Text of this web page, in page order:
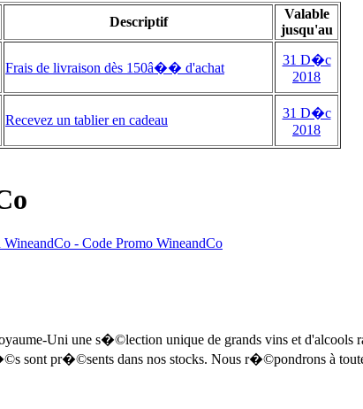
Descriptif
Valable
jusqu'au
Frais de livraison dès 150â�� d'achat
31 D�c
2018
Recevez un tablier en cadeau
31 D�c
2018
Uni une s�©lection unique de grands vins et d'alcools
pr�©sents dans nos stocks. Nous r�©pondrons à